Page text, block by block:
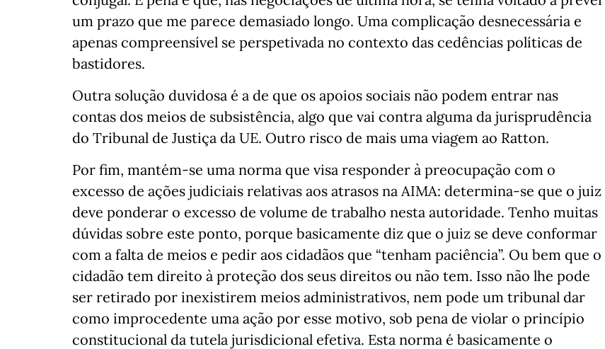
um prazo que me parece demasiado longo. Uma complicação desnecessária e
apenas compreensível se perspetivada no contexto das cedências políticas de
bastidores.
Outra solução duvidosa é a de que os apoios sociais não podem entrar nas
contas dos meios de subsistência, algo que vai contra alguma da jurisprudência
do Tribunal de Justiça da UE. Outro risco de mais uma viagem ao Ratton.
Por fim, mantém-se uma norma que visa responder à preocupação com o
excesso de ações judiciais relativas aos atrasos na AIMA: determina-se que o juiz
deve ponderar o excesso de volume de trabalho nesta autoridade. Tenho muitas
dúvidas sobre este ponto, porque basicamente diz que o juiz se deve conformar
com a falta de meios e pedir aos cidadãos que “tenham paciência”. Ou bem que o
cidadão tem direito à proteção dos seus direitos ou não tem. Isso não lhe pode
ser retirado por inexistirem meios administrativos, nem pode um tribunal dar
como improcedente uma ação por esse motivo, sob pena de violar o princípio
constitucional da tutela jurisdicional efetiva. Esta norma é basicamente o